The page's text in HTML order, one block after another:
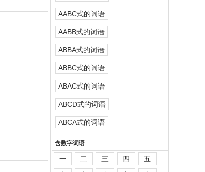
AABC式的词语
AABB式的词语
ABBA式的词语
ABBC式的词语
ABAC式的词语
ABCD式的词语
ABCA式的词语
含数字词语
一 二 三 四
五